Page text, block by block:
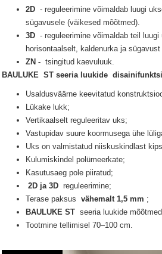
2D - reguleerimine võimaldab luugi
sügavusele (väikesed mõõtmed).
3D - reguleerimine võimaldab teil
horisontaalselt, kaldenurka ja
ZN - tsingitud kaevuluuk.
BAULUKE ST seeria luukide
Usaldusväärne keevitatud
Lükake lukk;
Vertikaalselt reguleeritav uks;
Vastupidav suure koormusega ühe
Uks on valmistatud niiskuskindlast
Kulumiskindel polümeerkate;
Kasutusaeg pole piiratud;
2D ja 3D reguleerimine;
Terase paksus vähemalt 1,5 mm ;
BAULUKE ST seeria luukide mõõtmed
Tootmine tellimisel 70–100 cm.